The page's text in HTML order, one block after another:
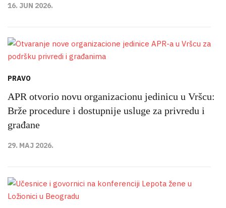
16. JUN 2026.
PRAVO
APR otvorio novu organizacionu jedinicu u Vršcu:
Brže procedure i dostupnije usluge za privredu i
građane
29. MAJ 2026.